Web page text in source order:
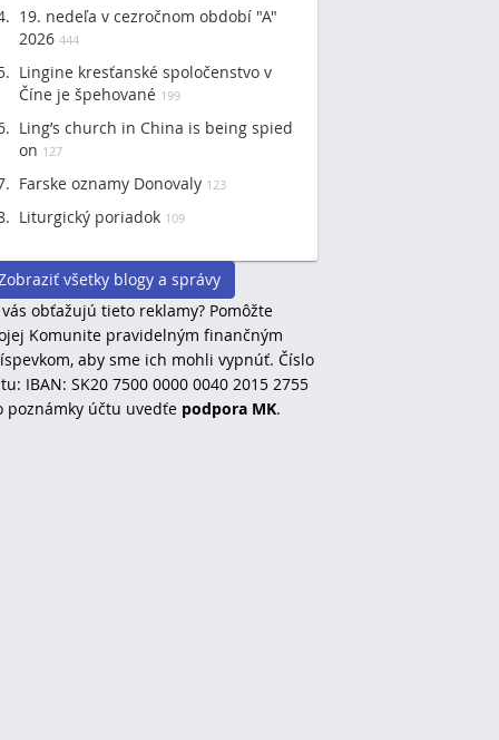
19. nedeľa v cezročnom období "A"
2026 444
Lingine kresťanské spoločenstvo v
Číne je špehované 199
Ling’s church in China is being spied
on 127
Farske oznamy Donovaly 123
Liturgický poriadok 109
všetky blogy a správy
obťažujú tieto reklamy? Pomôžte
Komunite pravidelným finančným
aby sme ich mohli vypnúť. Číslo
IBAN: SK20 7500 0000 0040 2015 2755
poznámky účtu uvedťe podpora MK.